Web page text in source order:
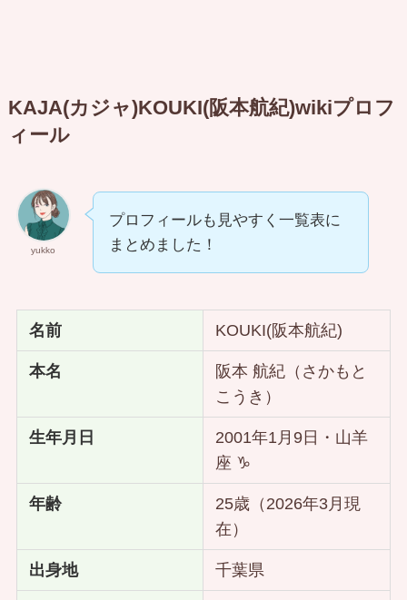
KAJA(カジャ)KOUKI(阪本航紀)wikiプロフ
ィール
yukko
プロフィールも見やすく一覧表に
まとめました！
名前 KOUKI(阪本航紀)
本名
阪本 航紀（さかもと
こうき）
生年月日
2001年1月9日・山羊
座 ♑
年齢
25歳（2026年3月現
在）
出身地 千葉県